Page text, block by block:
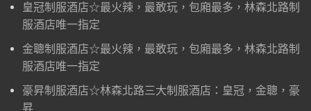
皇冠制服酒店☆最火辣，最敢玩，包廂最多，林森北路制
服酒店唯一指定
金聰制服酒店☆最火辣，最敢玩，包廂最多，林森北路制
服酒店唯一指定
豪昇制服酒店☆林森北路三大制服酒店：皇冠，金聰，豪
昇